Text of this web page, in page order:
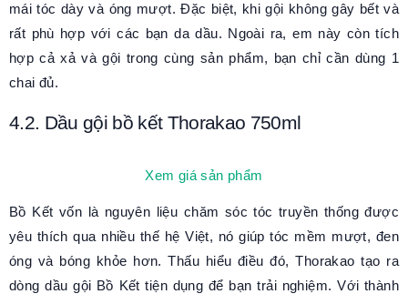
mái tóc dày và óng mượt. Đặc biệt, khi gội không gây bết và
rất phù hợp với các bạn da dầu. Ngoài ra, em này còn tích
hợp cả xả và gội trong cùng sản phẩm, bạn chỉ cần dùng 1
chai đủ.
4.2. Dầu gội bồ kết Thorakao 750ml
Xem giá sản phẩm
Bồ Kết vốn là nguyên liệu chăm sóc tóc truyền thống được
yêu thích qua nhiều thế hệ Việt, nó giúp tóc mềm mượt, đen
óng và bóng khỏe hơn. Thấu hiểu điều đó, Thorakao tạo ra
dòng dầu gội Bồ Kết tiện dụng để bạn trải nghiệm. Với thành